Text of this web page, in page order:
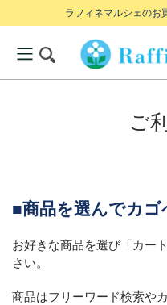
ラフィネマルシェのお
ご
■商品を選んでカゴ
お好きな商品を選び「カー
さい。
商品はフリーワード検索や